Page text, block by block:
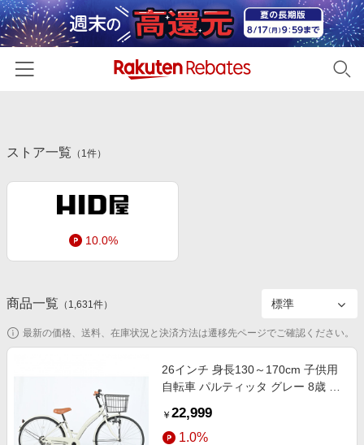
カテゴリー一覧
百貨店・総合ECモール
ファッション・インナー・小物
食品・スイーツ・お酒
家電・PC・スマホ・カメラ
スポーツ・アウトドア・ゴルフ
インテリア・寝具
初回購入者限定特典
新着ストアのご紹介
電子書籍特集
旅行特集
わくわく夏特集
友達紹介
楽天IDでログイン/会員登録
ストア一覧 （ 1件）
10.0%
商品一覧 （ 1,631件）
最新の価格、送料、在庫状況と決済方法は遷移先ページでご確認ください。
26インチ 身長130～170cm 子供用
自転車 パルティッタ グレー 8歳 9
ト 鍵付き 小学生 トイザらス限定
こども用自転車 子ども用自転車 キ
￥ 22,999
1.0%